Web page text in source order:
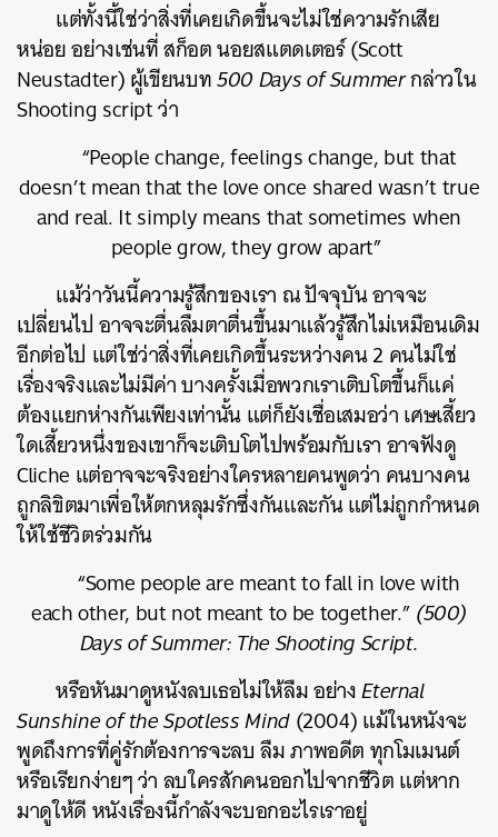
แต่ทั้งนี้ใช่ว่าสิ่งที่เคยเกิดขึ้นจะไม่ใช่ความรักเสีย
หน่อย อย่างเช่นที่สก็อต นอยสแตดเตอร์ (Scott
Neustadter)ผู้เขียนบท500 Days of Summerกล่าวใน
Shooting script ว่า
“People change, feelings change, but that
doesn’t mean that the love once shared wasn’t true
and real. It simply means that sometimes when
people grow, they grow apart”
แม้ว่าวันนี้ความรู้สึกของเรา ณ ปัจจุบัน อาจจะ
เปลี่ยนไป อาจจะตื่นลืมตาตื่นขึ้นมาแล้วรู้สึกไม่เหมือนเดิม
อีกต่อไป แต่ใช่ว่าสิ่งที่เคยเกิดขึ้นระหว่างคน 2 คนไม่ใช่
เรื่องจริงและไม่มีค่า บางครั้งเมื่อพวกเราเติบโตขึ้นก็แค่
ต้องแยกห่างกันเพียงเท่านั้น แต่ก็ยังเชื่อเสมอว่า เศษเสี้ยว
ใดเสี้ยวหนึ่งของเขาก็จะเติบโตไปพร้อมกับเรา อาจฟังดู
Cliche แต่อาจจะจริงอย่างใครหลายคนพูดว่า คนบางคน
ถูกลิขิตมาเพื่อให้ตกหลุมรักซึ่งกันและกัน แต่ไม่ถูกกำหนด
ให้ใช้ชีวิตร่วมกัน
“Some people are meant to fall in love with
each other, but not meant to be together.”(500)
Days of Summer: The Shooting Script.
หรือหันมาดูหนังลบเธอไม่ให้ลืม อย่างEternal
Sunshine of the Spotless Mind(2004) แม้ในหนังจะ
พูดถึงการที่คู่รักต้องการจะลบ ลืม ภาพอดีต ทุกโมเมนต์
หรือเรียกง่ายๆ ว่า ลบใครสักคนออกไปจากชีวิต แต่หาก
มาดูให้ดี หนังเรื่องนี้กำลังจะบอกอะไรเราอยู่